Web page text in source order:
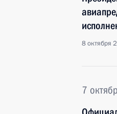
8 октября
7